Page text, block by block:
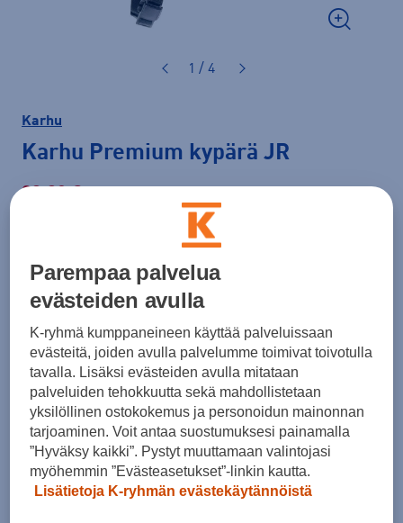
1 / 4
Karhu
Karhu Premium kypärä JR
99,90 €
30pv alin hinta: 99,90 €
Väri Keltainen
Koko
XS
Parempaa palvelua
evästeiden avulla
K-ryhmä kumppaneineen käyttää palveluissaan
evästeitä, joiden avulla palvelumme toimivat toivotulla
tavalla. Lisäksi evästeiden avulla mitataan
palveluiden tehokkuutta sekä mahdollistetaan
yksilöllinen ostokokemus ja personoidun mainonnan
tarjoaminen. Voit antaa suostumuksesi painamalla
”Hyväksy kaikki”. Pystyt muuttamaan valintojasi
myöhemmin ”Evästeasetukset”-linkin kautta.
Lisätietoja K-ryhmän evästekäytännöistä